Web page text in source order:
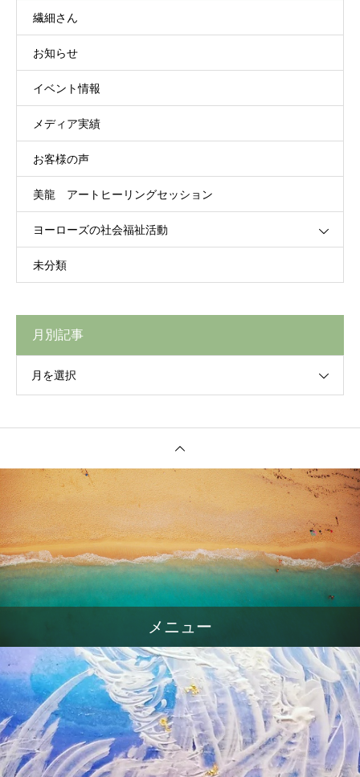
繊細さん
お知らせ
イベント情報
メディア実績
お客様の声
美龍 アートヒーリングセッション
ヨーローズの社会福祉活動
未分類
月別記事
月を選択
メニュー